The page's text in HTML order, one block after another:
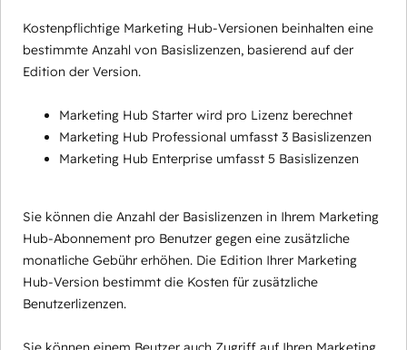
Kostenpflichtige Marketing Hub-Versionen beinhalten eine
bestimmte Anzahl von Basislizenzen, basierend auf der
Edition der Version.
Marketing Hub Starter wird pro Lizenz berechnet
Marketing Hub Professional umfasst 3 Basislizenzen
Marketing Hub Enterprise umfasst 5 Basislizenzen
Sie können die Anzahl der Basislizenzen in Ihrem Marketing
Hub-Abonnement pro Benutzer gegen eine zusätzliche
monatliche Gebühr erhöhen. Die Edition Ihrer Marketing
Hub-Version bestimmt die Kosten für zusätzliche
Benutzerlizenzen.